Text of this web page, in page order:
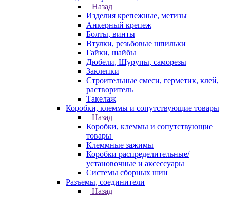
Назад
Изделия крепежные, метизы
Анкерный крепеж
Болты, винты
Втулки, резьбовые шпильки
Гайки, шайбы
Дюбели, Шурупы, саморезы
Заклепки
Строительные смеси, герметик, клей,
растворитель
Такелаж
Коробки, клеммы и сопутствующие товары
Назад
Коробки, клеммы и сопутствующие
товары
Клеммные зажимы
Коробки распределительные/
установочные и аксессуары
Системы сборных шин
Разъемы, соединители
Назад